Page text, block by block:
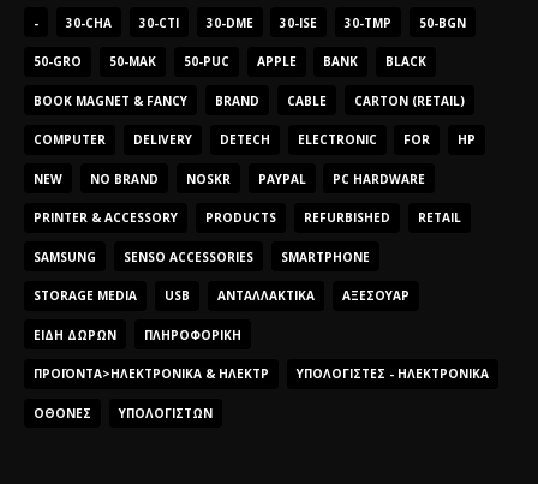
- 30-CHA 30-CTI 30-DME 30-ISE 30-TMP 50-BGN
50-GRO 50-MAK 50-PUC APPLE BANK BLACK
BOOK MAGNET & FANCY BRAND CABLE CARTON (RETAIL)
COMPUTER DELIVERY DETECH ELECTRONIC FOR HP
NEW NO BRAND NOSKR PAYPAL PC HARDWARE
PRINTER & ACCESSORY PRODUCTS REFURBISHED RETAIL
SAMSUNG SENSO ACCESSORIES SMARTPHONE
STORAGE MEDIA USB ΑΝΤΑΛΛΑΚΤΙΚΆ ΑΞΕΣΟΥΆΡ
ΕΊΔΗ ΔΏΡΩΝ ΠΛΗΡΟΦΟΡΙΚΉ
ΠΡΟΪΌΝΤΑ>ΗΛΕΚΤΡΟΝΙΚΆ & ΗΛΕΚΤΡ ΥΠΟΛΟΓΙΣΤΈΣ - ΗΛΕΚΤΡΟΝΙΚΆ
ΟΘΌΝΕΣ ΥΠΟΛΟΓΙΣΤΏΝ